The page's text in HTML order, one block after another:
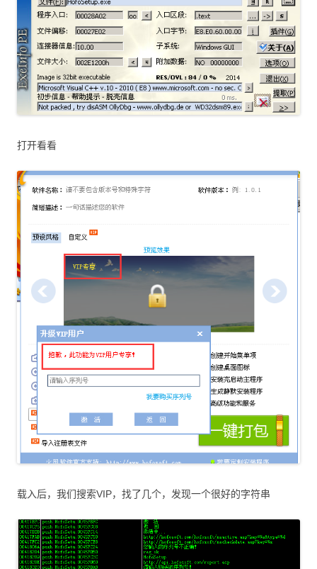
打开看看
载入后，我们搜索VIP，找了几个，发现一个很好的字符串